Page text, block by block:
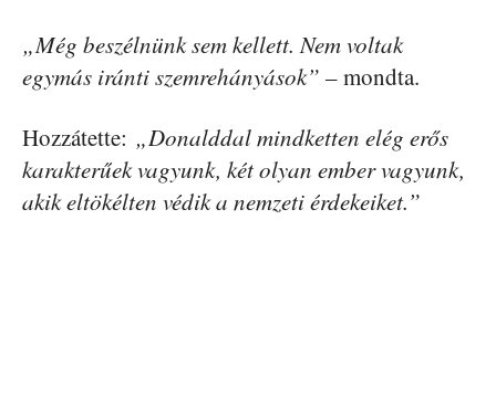
„Még beszélnünk sem kellett. Nem voltak
egymás iránti szemrehányások” – mondta.
Hozzátette: „Donalddal mindketten elég erős
karakterűek vagyunk, két olyan ember vagyunk,
akik eltökélten védik a nemzeti érdekeiket.”